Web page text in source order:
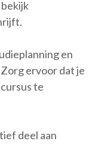
en
ervoor dat je
te
deel aan